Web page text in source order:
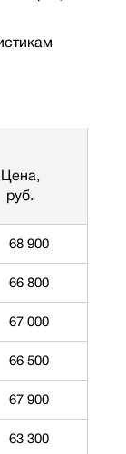
Цена,
руб.
900
800
000
500
900
300